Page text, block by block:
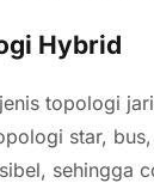
Hybrid
topologi
star,
sehingga